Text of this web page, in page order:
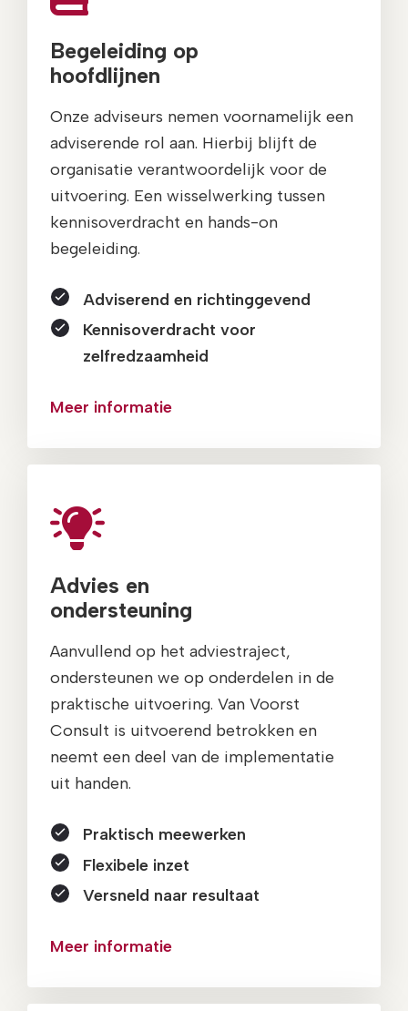
Begeleiding op
hoofdlijnen
Onze adviseurs nemen voornamelijk een
adviserende rol aan. Hierbij blijft de
organisatie verantwoordelijk voor de
uitvoering. Een wisselwerking tussen
kennisoverdracht en hands-on
begeleiding.
Adviserend en richtinggevend
Kennisoverdracht voor
zelfredzaamheid
Meer informatie
Advies en
ondersteuning
Aanvullend op het adviestraject,
ondersteunen we op onderdelen in de
praktische uitvoering. Van Voorst
Consult is uitvoerend betrokken en
neemt een deel van de implementatie
uit handen.
Praktisch meewerken
Flexibele inzet
Versneld naar resultaat
Meer informatie